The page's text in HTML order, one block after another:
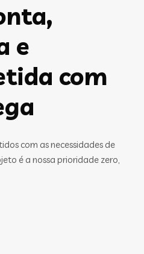
e
com
com as necessidades de
é a nossa prioridade zero,